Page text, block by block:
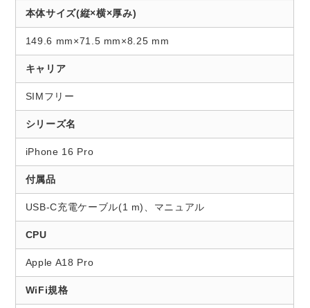
本体サイズ(縦×横×厚み)
149.6 mm×71.5 mm×8.25 mm
キャリア
SIMフリー
シリーズ名
iPhone 16 Pro
付属品
USB-C充電ケーブル(1 m)、マニュアル
CPU
Apple A18 Pro
WiFi規格